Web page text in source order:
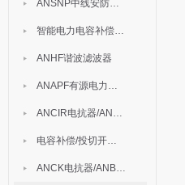
ANSNP中线安防保护器
智能电力电容补偿装置
ANHF谐波滤波器
ANAPF有源电力滤波器
ANCIR电抗器/ANHPD300谐波保护器
电容补偿/投切开关/ARC
ANCK电抗器/ANBSMJ自愈式低压并联电容器